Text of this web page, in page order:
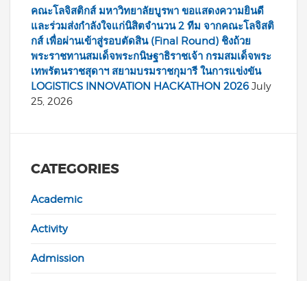
คณะโลจิสติกส์ มหาวิทยาลัยบูรพา ขอแสดงความยินดี
และร่วมส่งกำลังใจแก่นิสิตจำนวน 2 ทีม จากคณะโลจิสติ
กส์ เพื่อผ่านเข้าสู่รอบตัดสิน (Final Round) ชิงถ้วย
พระราชทานสมเด็จพระกนิษฐาธิราชเจ้า กรมสมเด็จพระ
เทพรัตนราชสุดาฯ สยามบรมราชกุมารี ในการแข่งขัน
LOGISTICS INNOVATION HACKATHON 2026 July
25, 2026
CATEGORIES
Academic
Activity
Admission